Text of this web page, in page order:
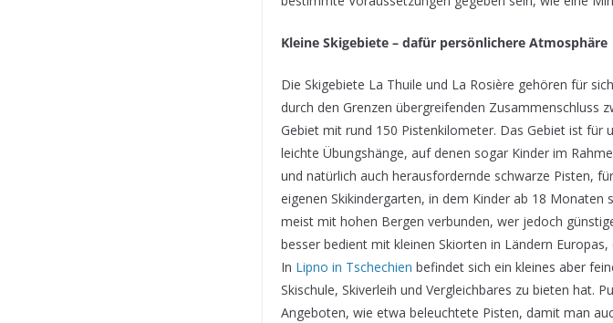
Kleine Skigebiete – dafür persönlichere Atmosphäre
Die Skigebiete La Thuile und La Rosière gehören für
durch den Grenzen übergreifenden Zusammenschluss
Gebiet mit rund 150 Pistenkilometer. Das Gebiet ist für
leichte Übungshänge, auf denen sogar Kinder im
und natürlich auch herausfordernde schwarze Pisten,
eigenen Skikindergarten, in dem Kinder ab 18 Monaten
meist mit hohen Bergen verbunden, wer jedoch
besser bedient mit kleinen Skiorten in Ländern
In Lipno in Tschechien befindet sich ein kleines aber
Skischule, Skiverleih und Vergleichbares zu bieten hat.
Angeboten, wie etwa beleuchtete Pisten, damit man